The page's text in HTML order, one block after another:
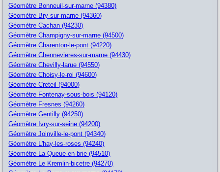
Géomètre Bonneuil-sur-marne (94380)
Géomètre Bry-sur-marne (94360)
Géomètre Cachan (94230)
Géomètre Champigny-sur-marne (94500)
Géomètre Charenton-le-pont (94220)
Géomètre Chennevieres-sur-marne (94430)
Géomètre Chevilly-larue (94550)
Géomètre Choisy-le-roi (94600)
Géomètre Creteil (94000)
Géomètre Fontenay-sous-bois (94120)
Géomètre Fresnes (94260)
Géomètre Gentilly (94250)
Géomètre Ivry-sur-seine (94200)
Géomètre Joinville-le-pont (94340)
Géomètre L'hay-les-roses (94240)
Géomètre La Queue-en-brie (94510)
Géomètre Le Kremlin-bicetre (94270)